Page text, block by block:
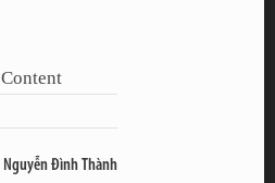
Nguyễn Đình Thành